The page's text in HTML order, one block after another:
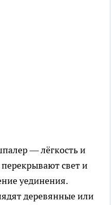
— лёгкость и
свет и
уединения.
деревянные или